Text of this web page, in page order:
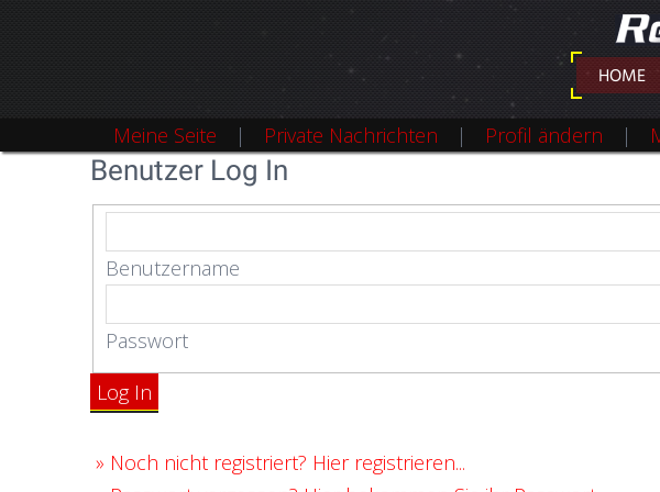
HOME
Meine Seite Private Nachrichten Profil ändern
Benutzer Log In
Benutzername
Passwort
Log In
» Noch nicht registriert? Hier registrieren...